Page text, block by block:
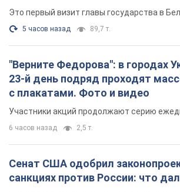
6 часов назад 2,5 т.
Сенат США одобрил
санкциях против России: что
Документ предусматривает новые
ограничения